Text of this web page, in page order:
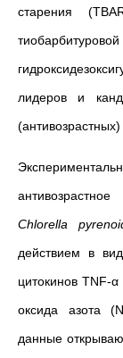
старения
лидеров и
(антивозрастных)
Chlorella
действием в
цитокинов TNF-
оксида азота
данные